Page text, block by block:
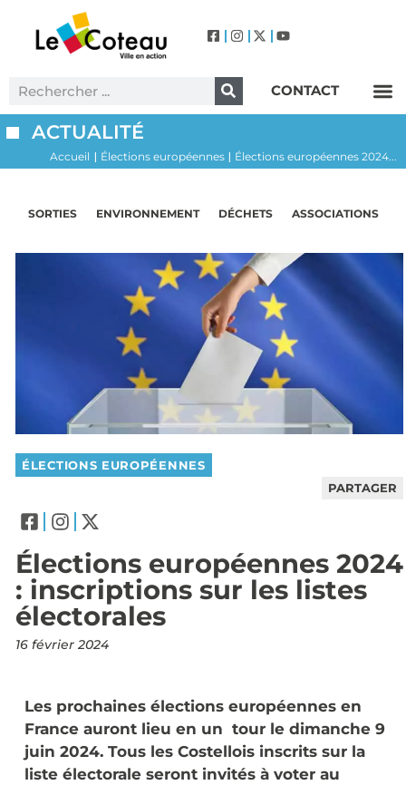
CONTACT
ACTUALITÉ
Accueil | Élections européennes | Élections européennes 2024...
SORTIES ENVIRONNEMENT DÉCHETS ASSOCIATIONS
ÉLECTIONS EUROPÉENNES
PARTAGER
Élections européennes 2024
: inscriptions sur les listes
électorales
16 février 2024
Les prochaines élections européennes en
France auront lieu en un tour le dimanche 9
juin 2024. Tous les Costellois inscrits sur la
liste électorale seront invités à voter au